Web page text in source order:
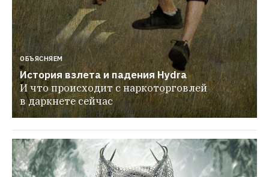
ОБЪЯСНЯЕМ
История взлета и падения Hydra
И что происходит с наркоторговлей
в даркнете сейчас